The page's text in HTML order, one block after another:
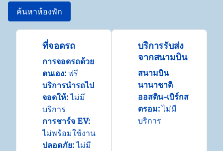
ค้นหาห้องพัก
ที่จอดรถ
การจอดรถด้วย
ตนเอง: ฟรี
บริการนํารถไป
จอดให้: ไม่มี
บริการ
การชาร์จ EV:
ไม่พร้อมใช้งาน
ปลอดภัย: ไม่มี
บริการรับส่ง
จากสนามบิน
สนามบิน
นานาชาติ
ออสติน-เบิร์กส
ตรอม:ไม่มี
บริการ